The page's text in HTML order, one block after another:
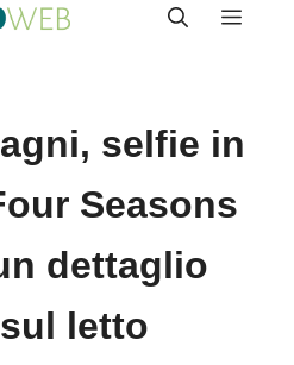
Menu
selfie in
Seasons
dettaglio
letto